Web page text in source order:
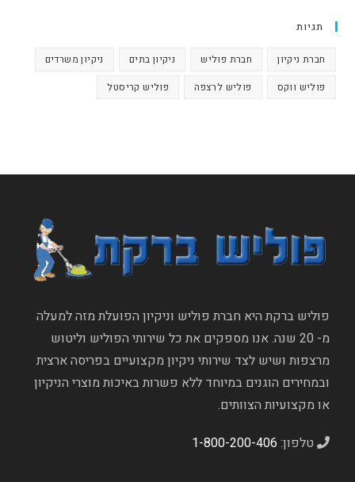
תגיות
חברת ניקיון חברת פוליש ניקיון בתים
ניקיון משרדים
פוליש ווקס
פוליש לרצפה פוליש קריסטל
פוליש ברקת היא חברת פוליש וניקיון הפועלת מזה למעלה
מ- 20 שנה. אנו מספקים את כל שירותי הפוליש וליטוש
מרצפות ושיש לצד שירותי ניקיון מקצועיים בפריסה ארצית
ובמחירים הוגנים במיוחד ללא פשרות באיכות מוצרי הניקיון
או מקצועיות הצוותים.
טלפון: 1-800-200-406